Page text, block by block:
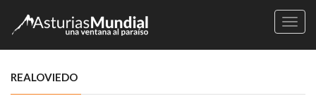
REALOVIEDO